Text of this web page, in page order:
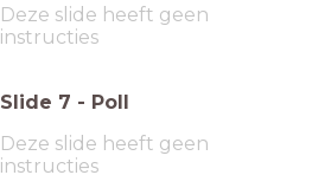
Deze slide heeft geen
instructies
Slide 7 - Poll
Deze slide heeft geen
instructies